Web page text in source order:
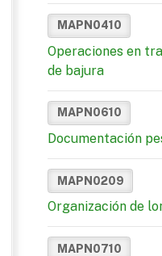
MAPN0410
Operaciones en
de bajura
MAPN0610
Documentación
MAPN0209
Organización de
MAPN0710